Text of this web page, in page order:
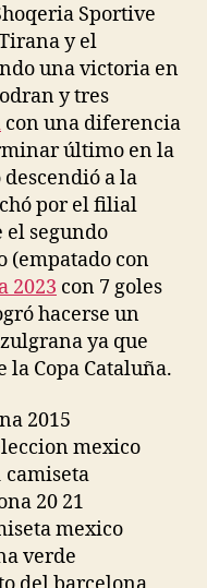
Sportive
y el
una victoria en
y tres
con una diferencia
último en la
a la
por el filial
el segundo
(empatado con
2023 con 7 goles
hacerse un
ya que
la Copa Cataluña.